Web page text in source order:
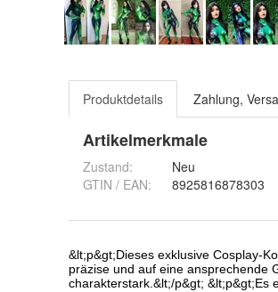
Produktdetails Zahlung,
Artikelmerkmale
Zustand:
Neu
GTIN / EAN:
8925816878303